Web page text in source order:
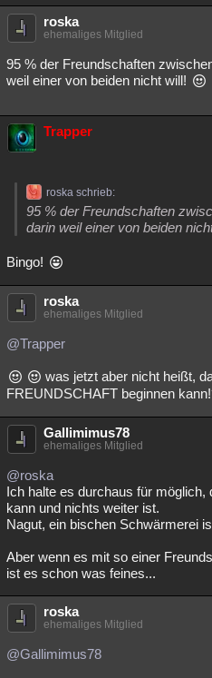
roska
ehemaliges Mitglied
95 % der Freundschaften
weil einer von beiden nicht will!
Trapper
roska schrieb:
95 % der Freundschaften
darin weil einer von beiden
Bingo!
roska
ehemaliges Mitglied
@Trapper
was jetzt aber nicht heißt,
FREUNDSCHAFT beginnen
Gallimimus78
ehemaliges Mitglied
@roska
Ich halte es durchaus für
kann und nichts weiter ist.
Nagut, ein bischen Schwärmerei
Aber wenn es mit so einer
ist es schon was feines...
roska
ehemaliges Mitglied
@Gallimimus78